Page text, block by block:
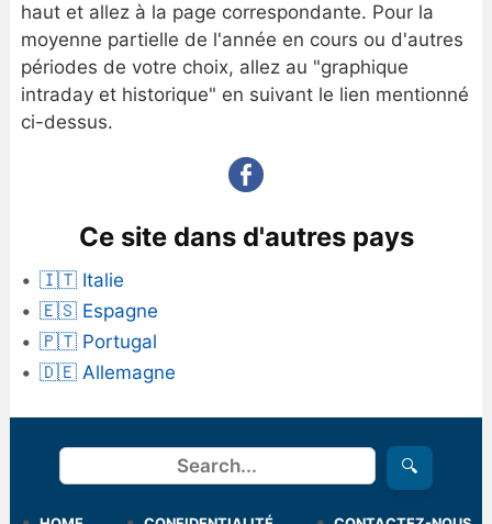
haut et allez à la page correspondante. Pour la
moyenne partielle de l'année en cours ou d'autres
périodes de votre choix, allez au "graphique
intraday et historique" en suivant le lien mentionné
ci-dessus.
Ce site dans d'autres pays
🇮🇹 Italie
🇪🇸 Espagne
🇵🇹 Portugal
🇩🇪 Allemagne
Rechercher 🔍